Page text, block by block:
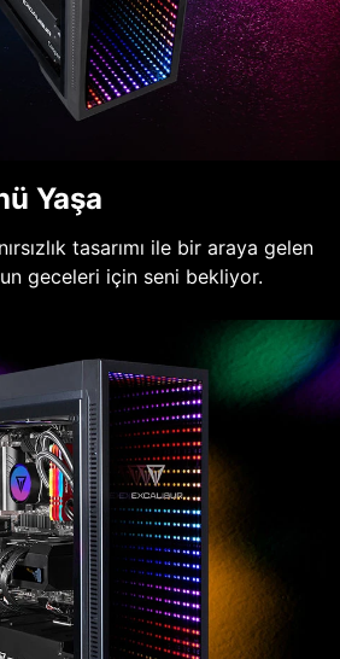
Yaşa
tasarımı ile bir araya gelen
geceleri için seni bekliyor.